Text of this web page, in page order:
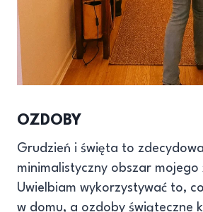
OZDOBY
Grudzień i święta to
minimalistyczny obszar mojego
Uwielbiam wykorzystywać to,
w domu, a ozdoby świąteczne